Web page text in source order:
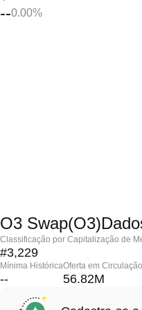
--0.00%
O3
Classificação por Capitalização de
#3,229
Mínima Histórica
--
Oferta em Circulação
56.82M